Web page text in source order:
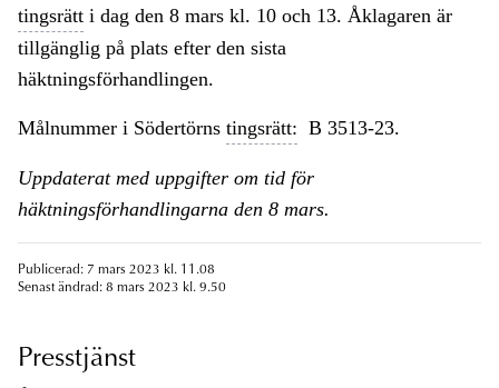
tingsrätt i dag den 8 mars kl. 10 och 13. Åklagaren är
tillgänglig på plats efter den sista
häktningsförhandlingen.
Målnummer i Södertörns tingsrätt: B 3513-23.
Uppdaterat med uppgifter om tid för
häktningsförhandlingarna den 8 mars.
Publicerad: 7 mars 2023 kl. 11.08
Senast ändrad: 8 mars 2023 kl. 9.50
Presstjänst